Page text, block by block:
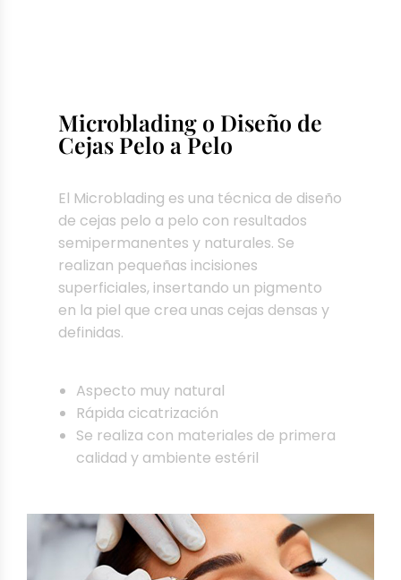
Microblading o Diseño de
Cejas Pelo a Pelo
El Microblading es una técnica de diseño
de cejas pelo a pelo con resultados
semipermanentes y naturales. Se
realizan pequeñas incisiones
superficiales, insertando un pigmento
en la piel que crea unas cejas densas y
definidas.
Aspecto muy natural
Rápida cicatrización
Se realiza con materiales de primera
calidad y ambiente estéril